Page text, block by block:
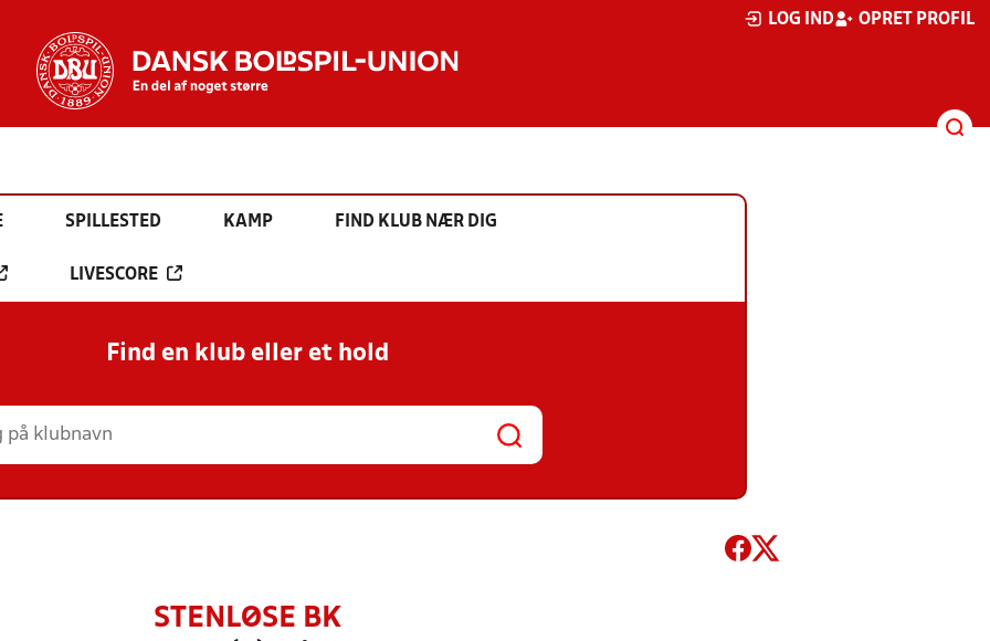
LOG IND OPRET PROFIL
SPILLESTED KAMP FIND KLUB NÆR DIG
LIVESCORE
Find en klub eller et hold
STENLØSE BK